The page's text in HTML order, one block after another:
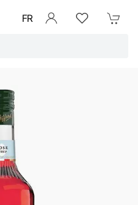
FR